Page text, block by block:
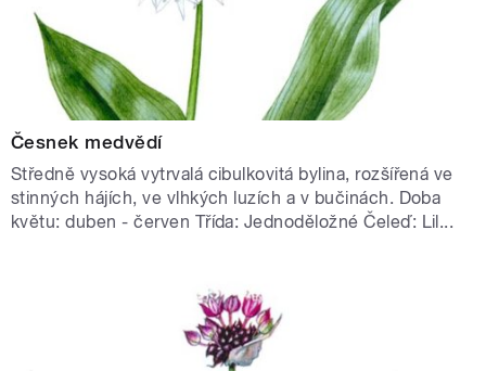
Česnek medvědí
Středně vysoká vytrvalá cibulkovitá bylina, rozšířená ve
stinných hájích, ve vlhkých luzích a v bučinách. Doba
květu: duben - červen Třída: Jednoděložné Čeleď: Lil...